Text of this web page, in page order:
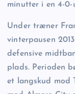
minutter i en 4-0-
Under træner
vinterpausen
defensive
plads. Perioden
et langskud mod